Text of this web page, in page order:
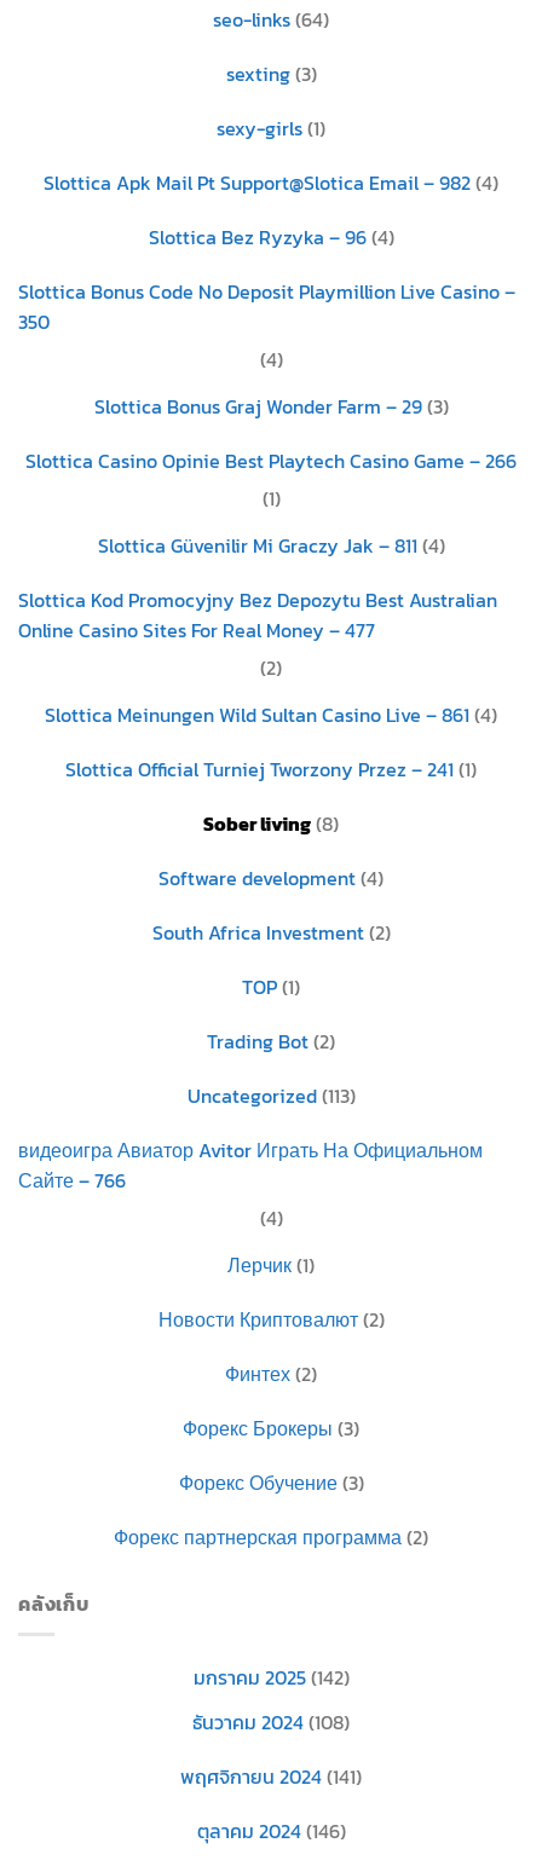
seo-links(64)
sexting(3)
sexy-girls(1)
Slottica Apk Mail Pt Support@Slotica Email – 982(4)
Slottica Bez Ryzyka – 96(4)
Slottica Bonus Code No Deposit Playmillion Live Casino –
350
(4)
Slottica Bonus Graj Wonder Farm – 29(3)
Slottica Casino Opinie Best Playtech Casino Game – 266
(1)
Slottica Güvenilir Mi Graczy Jak – 811 (4)
Slottica Kod Promocyjny Bez Depozytu Best Australian
Online Casino Sites For Real Money – 477
(2)
Slottica Meinungen Wild Sultan Casino Live – 861 (4)
Slottica Official Turniej Tworzony Przez – 241 (1)
Sober living(8)
Software development(4)
South Africa Investment(2)
TOP(1)
Trading Bot(2)
Uncategorized(113)
видеоигра Авиатор Avitor Играть На Официальном
Сайте – 766
(4)
Лерчик(1)
Новости Криптовалют(2)
Финтех(2)
Форекс Брокеры (3)
Форекс Обучение(3)
Форекс партнерская программа(2)
คลังเก็บ
มกราคม 2025(142)
ธันวาคม 2024(108)
พฤศจิกายน 2024(141)
ตุลาคม 2024(146)